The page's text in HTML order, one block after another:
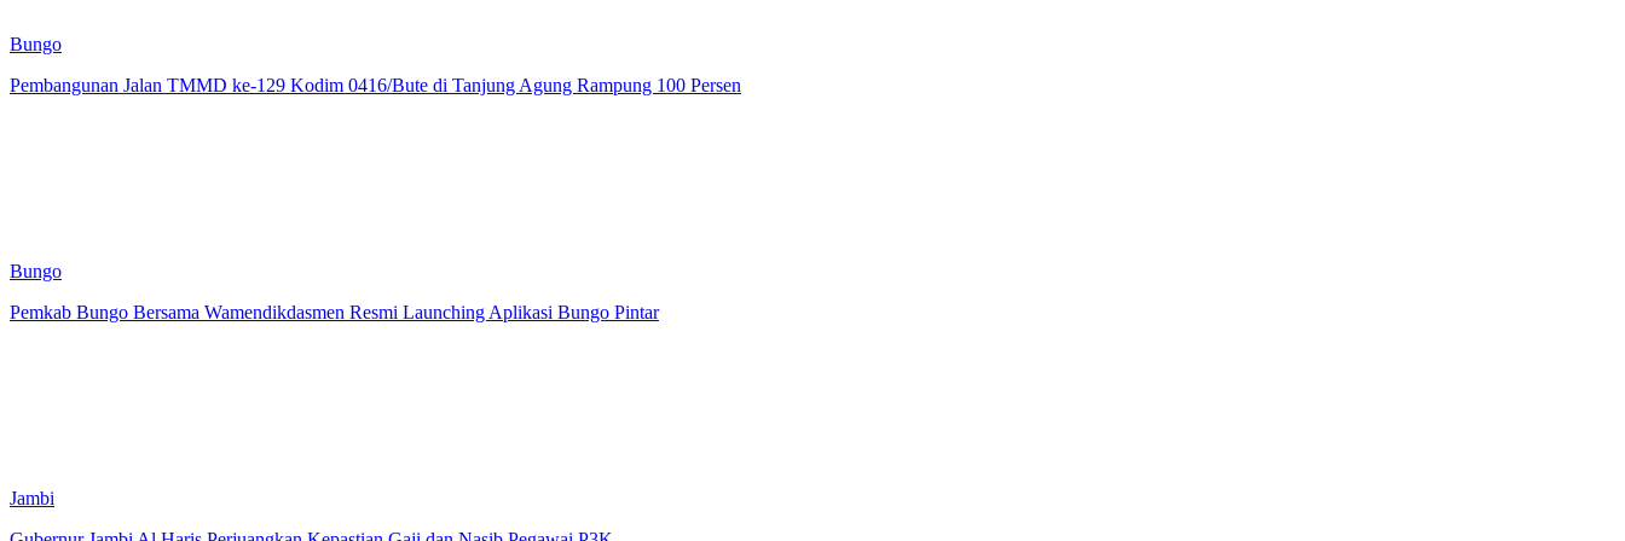
Bungo
Pembangunan Jalan TMMD ke-129 Kodim 0416/Bute di Tanjung Agung Rampung 100 Persen
Bungo
Pemkab Bungo Bersama Wamendikdasmen Resmi Launching Aplikasi Bungo Pintar
Jambi